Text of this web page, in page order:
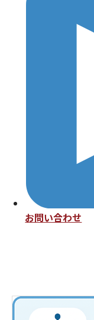
お問い合わせ